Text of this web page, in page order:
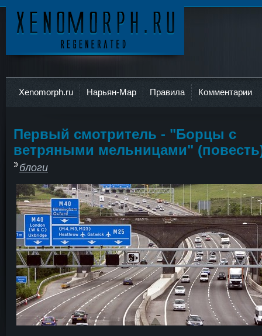
Xenomorph.ru Нарьян-Мар Правила Комментарии
Первый смотритель - "Борцы с
ветряными мельницами"
блоги